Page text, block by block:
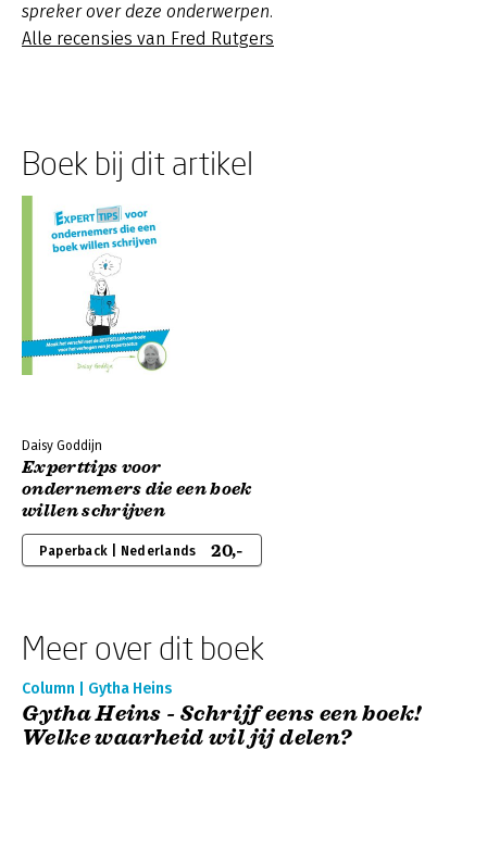
spreker over deze onderwerpen.
Alle recensies van Fred Rutgers
Boek bij dit artikel
Daisy Goddijn
Experttips voor
ondernemers die een boek
willen schrijven
Paperback | Nederlands 20,-
Meer over dit boek
Column | Gytha Heins
Gytha Heins - Schrijf eens een boek!
Welke waarheid wil jij delen?